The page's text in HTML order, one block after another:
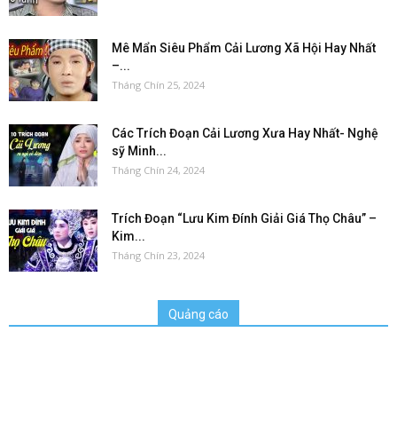
Mê Mẩn Siêu Phẩm Cải Lương Xã Hội Hay Nhất
–...
Tháng Chín 25, 2024
Các Trích Đoạn Cải Lương Xưa Hay Nhất- Nghệ
sỹ Minh...
Tháng Chín 24, 2024
Trích Đoạn “Lưu Kim Đính Giải Giá Thọ Châu” –
Kim...
Tháng Chín 23, 2024
Quảng cáo